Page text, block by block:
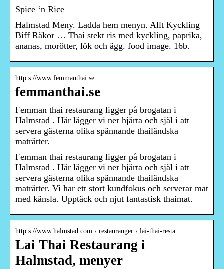
Spice ‘n Rice
Halmstad Meny. Ladda hem menyn. Allt Kyckling
Biff Räkor … Thai stekt ris med kyckling, paprika,
ananas, morötter, lök och ägg. food image. 16b.
http s://www.femmanthai.se
femmanthai.se
Femman thai restaurang ligger på brogatan i
Halmstad . Här lägger vi ner hjärta och själ i att
servera gästerna olika spännande thailändska
maträtter.
Femman thai restaurang ligger på brogatan i
Halmstad . Här lägger vi ner hjärta och själ i att
servera gästerna olika spännande thailändska
maträtter. Vi har ett stort kundfokus och serverar mat
med känsla. Upptäck och njut fantastisk thaimat.
http s://www.halmstad.com › restauranger › lai-thai-resta…
Lai Thai Restaurang i
Halmstad, menyer